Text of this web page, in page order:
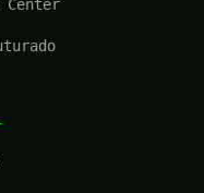
Center